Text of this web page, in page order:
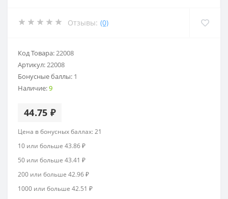
Отзывы: (0)
Код Товара:22008
Артикул:22008
Бонусные баллы: 1
Наличие:9
44.75 ₽
Цена в бонусных баллах: 21
10 или больше 43.86 ₽
50 или больше 43.41 ₽
200 или больше 42.96 ₽
1000 или больше 42.51 ₽